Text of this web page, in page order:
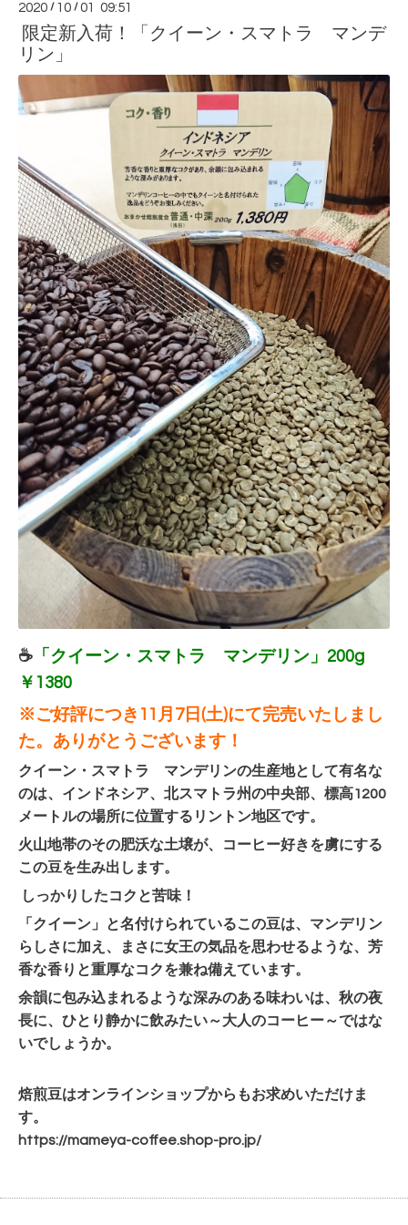
2020 / 10 /01 09:51
限定新入荷！「クイーン・スマトラ マンデ
リン」
☕ 「クイーン・スマトラ マンデリン」200g
￥1380
※ご好評につき11月7日(土)にて完売いたしまし
た。ありがとうございます！
クイーン・スマトラ マンデリンの生産地として有名な
のは、インドネシア、北スマトラ州の中央部、標高1200
メートルの場所に位置するリントン地区です。
火山地帯のその肥沃な土壌が、コーヒー好きを虜にする
この豆を生み出します。
しっかりしたコクと苦味！
「クイーン」と名付けられているこの豆は、マンデリン
らしさに加え、まさに女王の気品を思わせるような、芳
香な香りと重厚なコクを兼ね備えています。
余韻に包み込まれるような深みのある味わいは、秋の夜
長に、ひとり静かに飲みたい～大人のコーヒー～ではな
いでしょうか。
焙煎豆はオンラインショップからもお求めいただけま
す。
https://mameya-coffee.shop-pro.jp/